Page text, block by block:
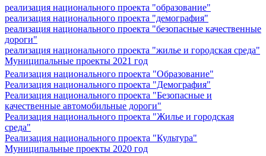
реализация национального проекта "образование"
реализация национального проекта "демография"
реализация национального проекта "безопасные качественные
дороги"
реализация национального проекта "жилье и городская среда"
Муниципальные проекты 2021 год
Реализация национального проекта "Образование"
Реализация национального проекта "Демография"
Реализация национального проекта "Безопасные и
качественные автомобильные дороги"
Реализация национального проекта "Жилье и городская
среда"
Реализация национального проекта "Культура"
Муниципальные проекты 2020 год